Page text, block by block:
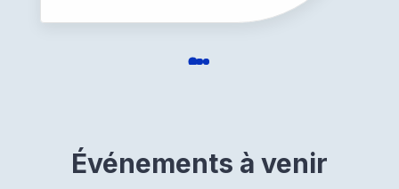
Événements à venir